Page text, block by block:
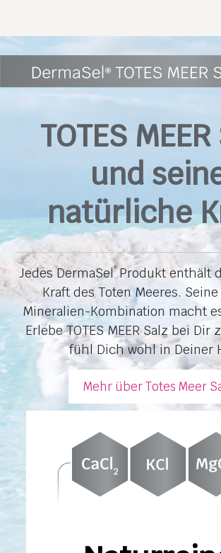
TOTES
und
natürliche
Jedes DermaSel® Produkt enthält
Kraft des Toten Meeres.
Mineralien-Kombination macht
Erlebe TOTES MEER Salz bei Dir
fühl Dich wohl in Deiner
Mehr über Totes Meer